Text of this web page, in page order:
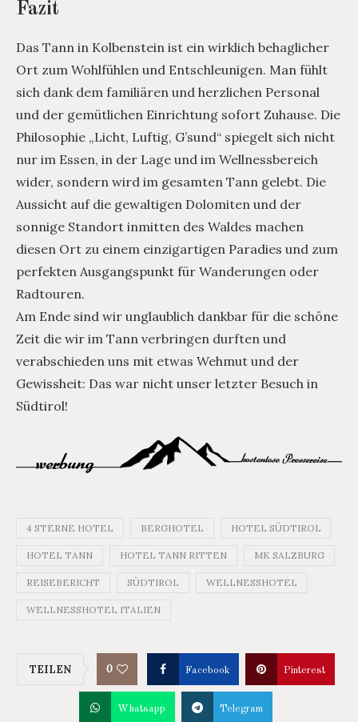
Fazit
Das Tann in Kolbenstein ist ein wirklich behaglicher
Ort zum Wohlfühlen und Entschleunigen. Man fühlt
sich dank dem familiären und herzlichen Personal
und der gemütlichen Einrichtung sofort Zuhause. Die
Philosophie „Licht, Luftig, G’sund“ spiegelt sich nicht
nur im Essen, in der Lage und im Wellnessbereich
wider, sondern wird im gesamten Tann gelebt. Die
Aussicht auf die gewaltigen Dolomiten und der
sonnige Standort inmitten des Waldes machen
diesen Ort zu einem einzigartigen Paradies und zum
perfekten Ausgangspunkt für Wanderungen oder
Radtouren.
Am Ende sind wir unglaublich dankbar für die schöne
Zeit die wir im Tann verbringen durften und
verabschieden uns mit etwas Wehmut und der
Gewissheit: Das war nicht unser letzter Besuch in
Südtirol!
4 STERNE HOTEL BERGHOTEL HOTEL SÜDTIROL
HOTEL TANN HOTEL TANN RITTEN MK SALZBURG
REISEBERICHT SÜDTIROL WELLNESSHOTEL
WELLNESSHOTEL ITALIEN
TEILEN 0 Facebook Pinterest
Whatsapp Telegram